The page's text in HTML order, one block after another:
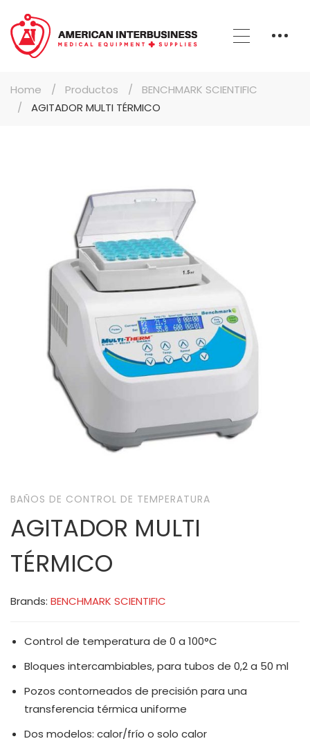
Home Productos
BENCHMARK SCIENTIFIC
AGITADOR MULTI TÉRMICO
BAÑOS DE CONTROL DE TEMPERATURA
AGITADOR MULTI
TÉRMICO
Brands: BENCHMARK SCIENTIFIC
Control de temperatura de 0 a 100°C
Bloques intercambiables, para tubos de 0,2 a 50 ml
Pozos contorneados de precisión para una
transferencia térmica uniforme
Dos modelos: calor/frío o solo calor